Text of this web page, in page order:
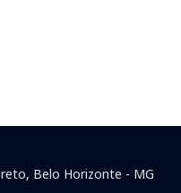
Belo Horizonte - MG